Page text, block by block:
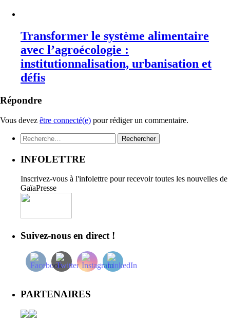
Transformer le système alimentaire
avec l’agroécologie :
institutionnalisation, urbanisation et
défis
Répondre
Vous devez être connecté(e) pour rédiger un commentaire.
Rechercher :
INFOLETTRE
Inscrivez-vous à l'infolettre pour recevoir toutes les nouvelles de
GaïaPresse
Suivez-nous en direct !
PARTENAIRES